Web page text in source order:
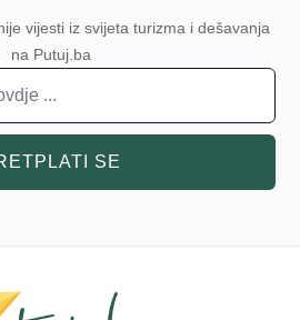
vijesti iz svijeta turizma i dešavanja
na Putuj.ba
SE